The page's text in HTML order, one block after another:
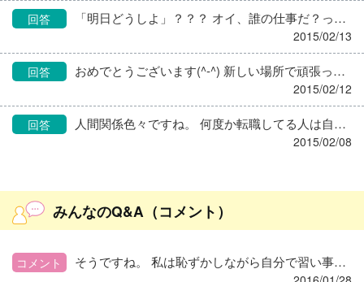
回答 「明日どうしよ」？？？ オイ、誰の仕事だ？って感じですね。 こうなのでこうしてほしいとの要請がなきゃ私なら激怒します。 うちはパートさんは家庭の事情で出勤を代わるときは 自分達で都合つけますし、その連絡も来ます。 毎日出勤の私が伝言を頼まれるときもありましたが、 間に人を介すのはややこしくなるから当人同士でね、と 言っています。 インフルとかで何日か休むときの対応策は私の仕事なので、 手配しますが。 ルールというか、取り決めをきちんと決めた方がいいですよ。
2015/02/13
回答 おめでとうございます(^-^) 新しい場所で頑張ってくださいね。
2015/02/12
回答 人間関係色々ですね。 何度か転職してる人は自分の立場も転職先の雰囲気も色々で 色んな人間関係あるんだって思うけど、 ひとところでずっと勤めている人は、責任者はこうあるべき、とか、 舐められたくないプライドがあったりするかもしれませんね。 私も昔はそうでしたよ。 施設の一人栄養士の頃は、気張って正しくあろうとし、 それはいいが、今思えばワケわからんプライドも高かった。 今の園に来て、最初は色々あったけど、 子育てしてると考えも柔軟になってきて(笑) 色んなことを感情をまずは置いといて冷静に見るようになった。 その上で、栄養士としての職務でなく自分のプライドに関することで 優先するほどのことでなければ、別にいいかって思うようになった。 褒められると人間頑張るし。 二人体制でないぶん、また違うでしょうけど、 私の仕事は、責任者として円滑に厨房を回すこと、 その為に誰の手柄であろうと別にいい、と思ってます。 皆、大事にしてくれる人ばかりで助かってますが、 たぶん自分が自分が、って言う上司なら私も嫌気がさすとおもいます。 愚痴はたくさん吐き出して、 自分が反対の立場に立ったときに相手を思いやれるように なればいいかな。 因みに、うまが合わないはどうしようもないので、 出来るかぎりスルーを身に付けることです。
2015/02/08
みんなのQ&A（コメント）
コメント そうですね。 私は恥ずかしながら自分で習い事を決めたことはなかったので、子供には全て自分で決めさせました。 そろばん、空手、ボーイスカウト。 子供は自分で決めたからか、１度も辞めると言わず続けています。 そろばん後の空手なんかはしんどいだろうなと思うのですが、 辞めると言うと母につつかれると思ってるのでしょう。 面倒なこと(自分で選んだにしても)とどう折り合いつけていくかの練習の一環だと私は思ってます(*^_^*) ほんとに嫌ならとっくに辞めてるし。 習い事ってそのものじゃなくて附属するものがその後の人生に役立ったりしますよね、たまに。